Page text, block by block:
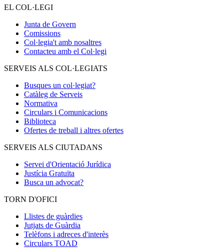
EL COL·LEGI
Junta de Govern
Comissions
Col·legia't amb nosaltres
Contacteu amb el Col·legi
SERVEIS ALS COL·LEGIATS
Busques un col·legiat?
Catàleg de Serveis
Normativa
Circulars i Comunicacions
Biblioteca
Ofertes de treball i altres ofertes
SERVEIS ALS CIUTADANS
Servei d'Orientació Jurídica
Justícia Gratuïta
Busca un advocat?
TORN D'OFICI
Llistes de guàrdies
Jutjats de Guàrdia
Telèfons i adreces d'interès
Circulars TOAD